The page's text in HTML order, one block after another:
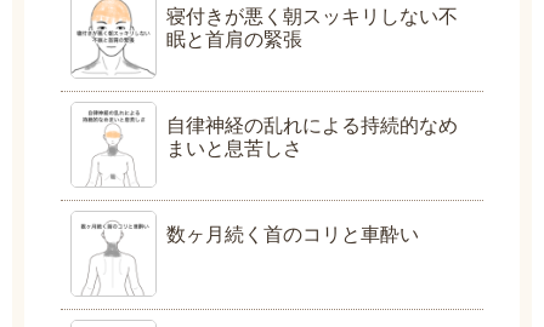
寝付きが悪く朝スッキリしない不
眠と首肩の緊張
自律神経の乱れによる持続的なめ
まいと息苦しさ
数ヶ月続く首のコリと車酔い